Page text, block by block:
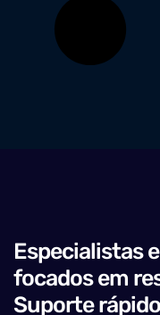
Especialistas
focados em
Suporte